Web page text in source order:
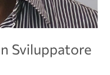
Sviluppatore